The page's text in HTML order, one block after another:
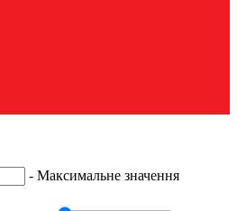
- Максимальне значення